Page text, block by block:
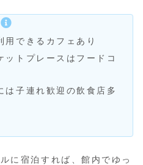
用できるカフェあり
ットプレースはフードコ
は子連れ歓迎の飲食店多
に宿泊すれば、館内でゆっ